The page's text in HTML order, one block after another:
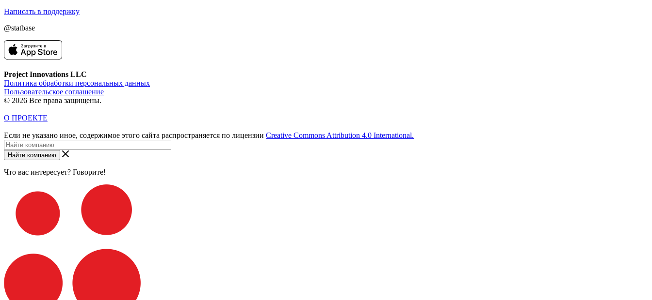
Написать в поддержку
@statbase
Project Innovations LLC
Политика обработки персональных данных
Пользовательское соглашение
© 2026 Все права защищены.
О ПРОЕКТЕ
Если не указано иное, содержимое этого сайта распространяется по лицензии Creative Commons Attribution 4.0 International.
Найти компанию
Что вас интересует? Говорите!